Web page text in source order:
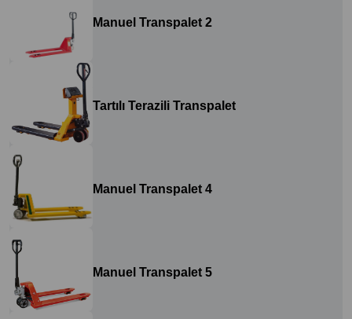
Manuel Transpalet 2
Tartılı Terazili Transpalet
Manuel Transpalet 4
Manuel Transpalet 5